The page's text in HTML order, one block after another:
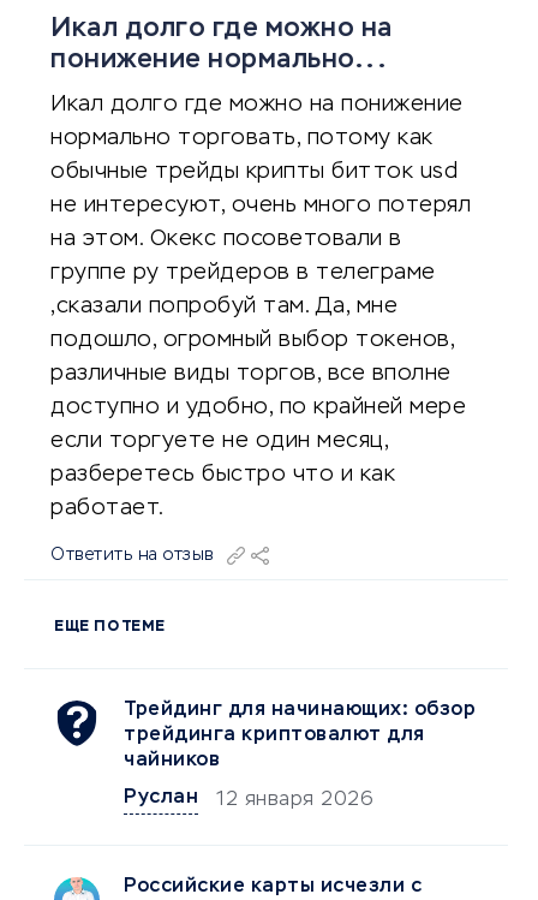
Икал долго где можно на
понижение нормально...
Икал долго где можно на понижение
нормально торговать, потому как
обычные трейды крипты битток usd
не интересуют, очень много потерял
на этом. Окекс посоветовали в
группе ру трейдеров в телеграме
,сказали попробуй там. Да, мне
подошло, огромный выбор токенов,
различные виды торгов, все вполне
доступно и удобно, по крайней мере
если торгуете не один месяц,
разберетесь быстро что и как
работает.
Ответить на отзыв
ЕЩЕ ПО ТЕМЕ
Трейдинг для начинающих: обзор
трейдинга криптовалют для
чайников
Руслан
12 января 2026
Российские карты исчезли с